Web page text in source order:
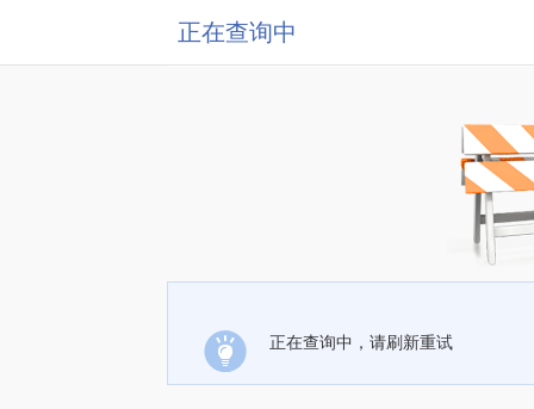
正在查询中
正在查询中，请刷新重试